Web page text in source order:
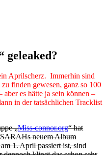
geleaked?
Aprilscherz. Immerhin sind
finden gewesen, ganz so 100
es hätte ja sein können –
in der tatsächlichen Tracklist
„Miss-connor.org“ hat
neuem Album
1. April passiert ist, sind